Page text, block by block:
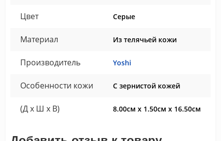
Цвет Серые
Материал Из телячьей кожи
Производитель Yoshi
Особенности кожи С зернистой кожей
(Д x Ш x В) 8.00см x 1.50см x 16.50см